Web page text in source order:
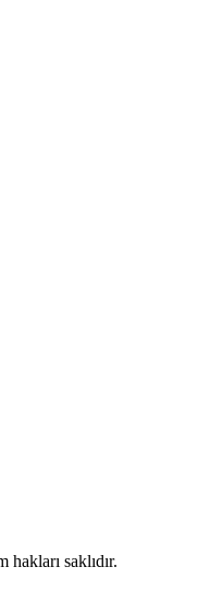
saklıdır.